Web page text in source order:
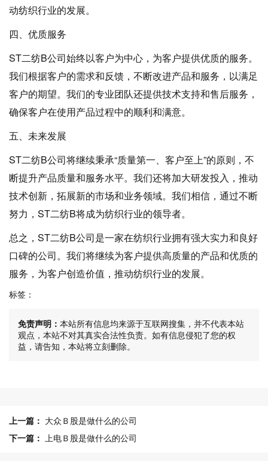
动纺织行业的发展。
四、优质服务
ST二纺B公司始终以客户为中心，为客户提供优质的服务。
我们根据客户的需求和反馈，不断改进产品和服务，以满足
客户的期望。我们的专业团队还提供技术支持和售后服务，
确保客户在使用产品过程中的顺利和满意。
五、未来发展
ST二纺B公司将继续秉承“质量第一、客户至上”的原则，不
断提升产品质量和服务水平。我们还将加大研发投入，推动
技术创新，拓展新的市场和业务领域。我们相信，通过不断
努力，ST二纺B将成为纺织行业的领导者。
总之，ST二纺B公司是一家在纺织行业拥有强大实力和良好
口碑的公司。我们将继续为客户提供高质量的产品和优质的
服务，为客户创造价值，推动纺织行业的发展。
标签：
免责声明： 本站所有信息均来源于互联网搜集，并不代表本站
观点，本站不对其真实合法性负责。如有信息侵犯了您的权
益，请告知，本站将立刻删除。
上一篇： 大众Ｂ股是做什么的公司
下一篇： 上电Ｂ股是做什么的公司